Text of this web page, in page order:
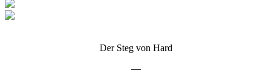
Der Steg von Hard
—